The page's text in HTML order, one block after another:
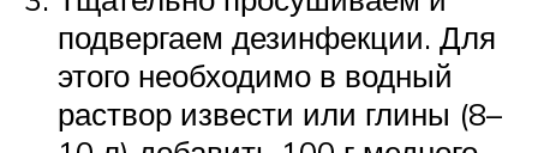
подвергаем дезинфекции. Для
этого необходимо в водный
раствор извести или глины (8–